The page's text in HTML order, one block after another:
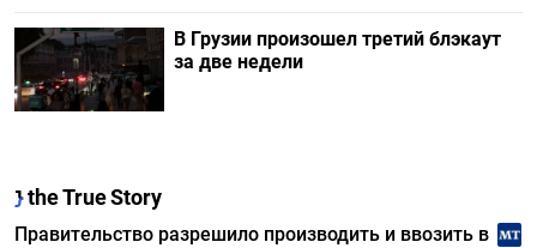
В Грузии произошел третий блэкаут
за две недели